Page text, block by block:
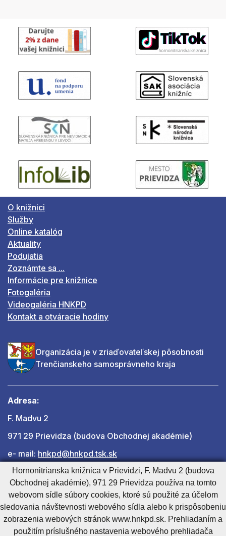
O knižnici
Služby
Online katalóg
Aktuality
Podujatia
Zoznámte sa ...
Informácie pre knižnice
Fotogaléria
Videogaléria HNKPD
Kontakt a otváracie hodiny
Organizácia je v zriaďovateľskej pôsobnosti
Trenčianskeho samosprávneho kraja
Adresa:
F. Madvu 2
971 29 Prievidza (budova Obchodnej akadémie)
e- mail: hnkpd@hnkpd.tsk.sk
Ďalšie kontakty
Cookies nastavenieCookies - viac informáciíVyhlásenie o prístupnosti
Technický prevádzkovateľ
Správca obsahu
Hornonitrianska knižnica v Prievidzi, F. Madvu 2 (budova
Obchodnej akadémie), 971 29 Prievidza používa na tomto
webovom sídle súbory cookies, ktoré sú použité za účelom
sledovania návštevnosti webového sídla alebo k prispôsobeniu
zobrazenia webových stránok www.hnkpd.sk. Prehliadaním a
použitím príslušného nastavenia webového prehliadača